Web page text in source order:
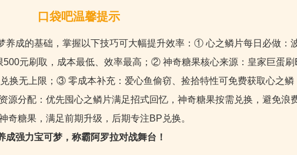
口袋吧温馨提示
养成的基础，掌握以下技巧可大幅提升效率：① 心之鳞片每日必做：
500元刷取，成本最低、效率最高；② 神奇糖果核心来源：皇家巨蛋刷
换无上限；③ 零成本补充：爱心鱼偷窃、捡拾特性可免费获取心之鳞
源分配：优先囤心之鳞片满足招式回忆，神奇糖果按需兑换，避免浪
糖果，满足前期升级，后期专注BP兑换。
强力宝可梦，称霸阿罗拉对战舞台！